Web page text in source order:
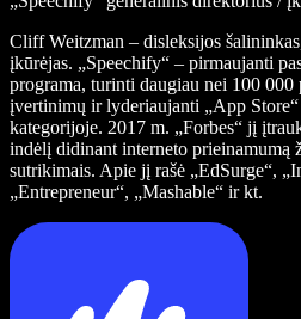
Cliff Weitzman – disleksijos
įkūrėjas. „Speechify“ – pirmaujanti
programa, turinti daugiau nei 100
įvertinimų ir lyderiaujanti „App
kategorijoje. 2017 m. „Forbes“ jį
indėlį didinant interneto prieinamumą
sutrikimais. Apie jį rašė „EdSurge“,
„Entrepreneur“, „Mashable“ ir kt.